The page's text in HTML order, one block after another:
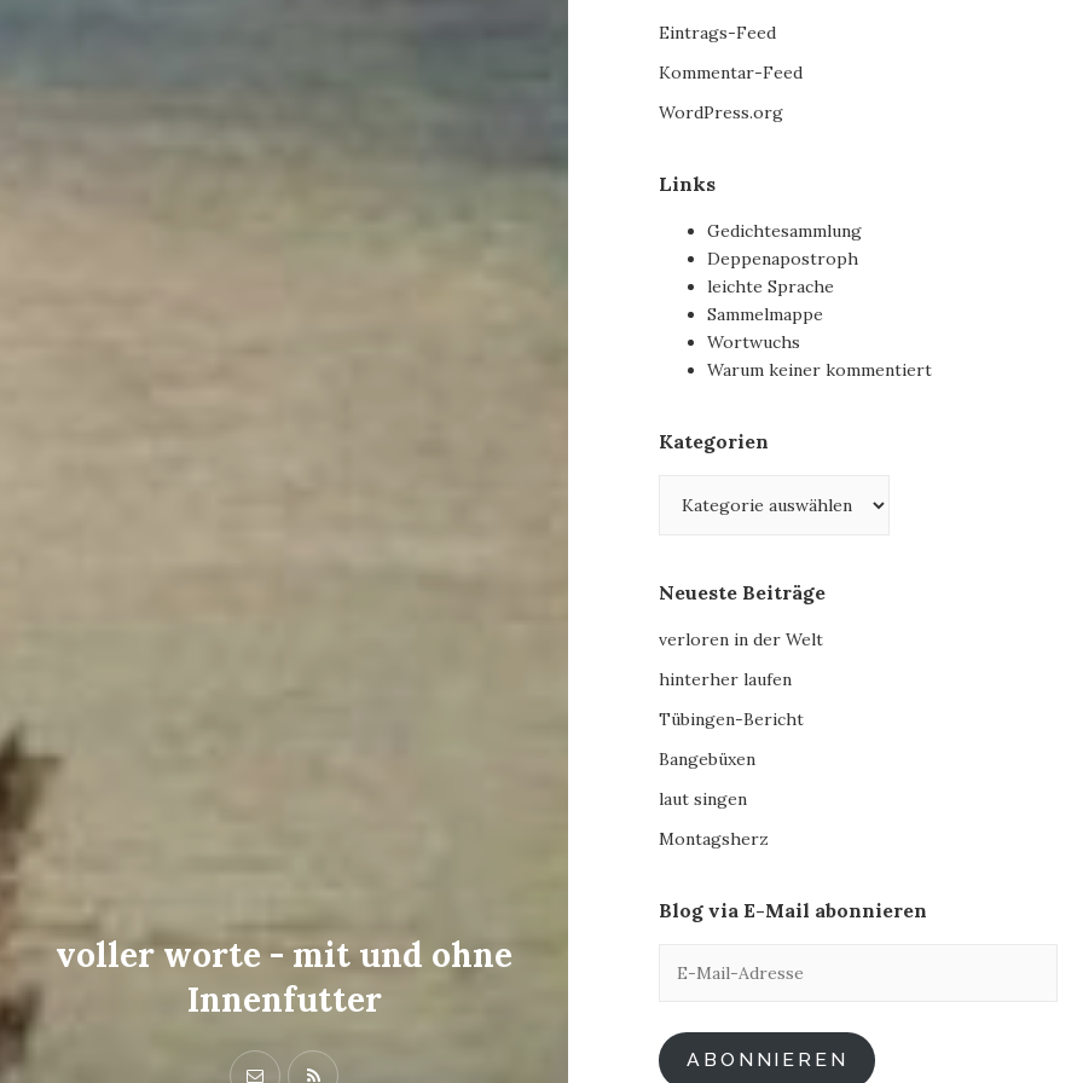
voller worte - mit und ohne
Innenfutter
Eintrags-Feed
Kommentar-Feed
WordPress.org
Links
Gedichtesammlung
Deppenapostroph
leichte Sprache
Sammelmappe
Wortwuchs
Warum keiner kommentiert
Kategorien
Neueste Beiträge
verloren in der Welt
hinterher laufen
Tübingen-Bericht
Bangebüxen
laut singen
Montagsherz
Blog via E-Mail abonnieren
Mail-
ABONNIEREN